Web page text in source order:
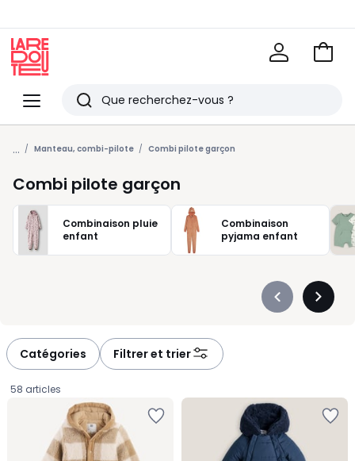
Menu
Redoute
Rechercher
Derniers
articles
vus
Voir
... Manteau, combi-pilote Combi pilote garçon
Combi pilote garçon
Combinaison pluie
enfant
Combinaison
pyjama enfant
Précédent
Catégories Filtrer et trier
58 articles